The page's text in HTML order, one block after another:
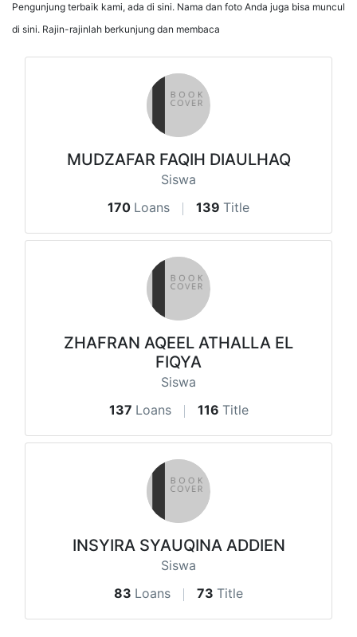
Pengunjung terbaik kami, ada di sini. Nama dan foto Anda juga bisa muncul
di sini. Rajin-rajinlah berkunjung dan membaca
MUDZAFAR FAQIH DIAULHAQ
Siswa
170 Loans 139 Title
ZHAFRAN AQEEL ATHALLA EL
FIQYA
Siswa
137 Loans 116 Title
INSYIRA SYAUQINA ADDIEN
Siswa
83 Loans 73 Title